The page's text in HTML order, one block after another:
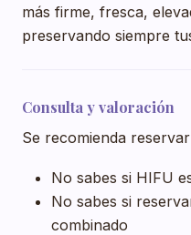
más firme, fresca,
preservando siempre
Consulta y valoración
Se recomienda
No sabes si HIFU
No sabes si
combinado